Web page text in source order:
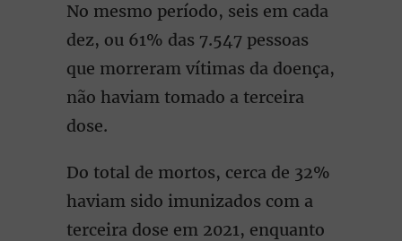
No mesmo período, seis em cada
dez, ou 61% das 7.547 pessoas
que morreram vítimas da doença,
não haviam tomado a terceira
dose.
Do total de mortos, cerca de 32%
haviam sido imunizados com a
terceira dose em 2021, enquanto